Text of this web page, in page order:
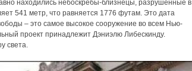
находились небоскребы-близнецы, разрушенные в
541 метр, что равняется 1776 футам. Это дата
– это самое высокое сооружение во всем Нью-
проект принадлежит Дэниэлю Либескинду.
света.